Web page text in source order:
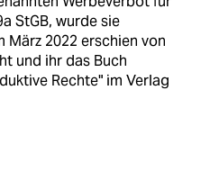
StGB, wurde sie
März 2022 erschien von
und ihr das Buch
Rechte" im Verlag